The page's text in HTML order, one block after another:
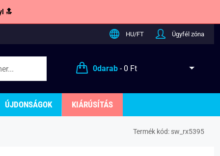
🔝
HU/FT Ügyfél zóna
0darab- 0 Ft
ÚJDONSÁGOK KIÁRÚSÍTÁS
Termék kód: sw_rx5395